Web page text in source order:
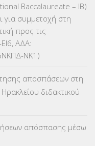
(135)
Baccalaureate – IB)
για συμμετοχή στη
προς τις
ΑΔΑ:
ΝΚ1)
αποσπάσεων στη
διδακτικού
απόσπασης μέσω